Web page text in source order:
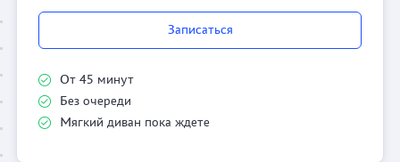
Записаться
От 45 минут
Без очереди
Мягкий диван пока ждете